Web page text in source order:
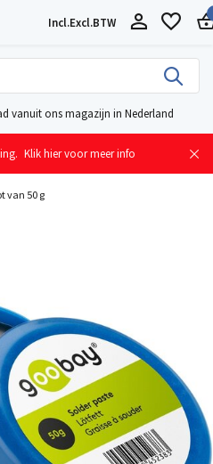
Incl.Excl.BTW
vanuit ons magazijn in Nederland
Klik hier voor meer info
van 50 g